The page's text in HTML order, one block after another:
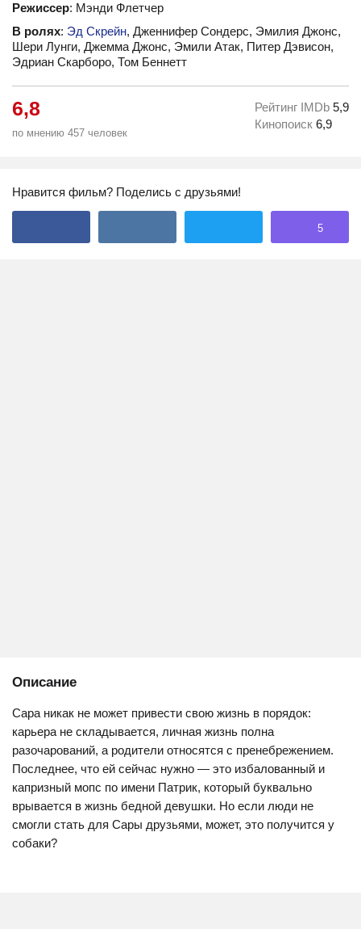
Режиссер: Мэнди Флетчер
В ролях: Эд Скрейн, Дженнифер Сондерс, Эмилия Джонс,
Шери Лунги, Джемма Джонс, Эмили Атак, Питер Дэвисон,
Эдриан Скарборо, Том Беннетт
6,8
по мнению 457 человек
Рейтинг IMDb 5,9
Кинопоиск 6,9
Нравится фильм? Поделись с друзьями!
5
Описание
Сара никак не может привести свою жизнь в порядок:
карьера не складывается, личная жизнь полна
разочарований, а родители относятся с пренебрежением.
Последнее, что ей сейчас нужно — это избалованный и
капризный мопс по имени Патрик, который буквально
врывается в жизнь бедной девушки. Но если люди не
смогли стать для Сары друзьями, может, это получится у
собаки?